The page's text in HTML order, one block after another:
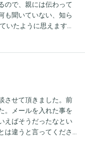
ので、親には伝わって
も聞いていない、知ら
いたように思えます。
いっていたそうです
がいつも勘違いで間
こでご相談させて頂
から、アルツハイマー
。ちなみに、もうすぐ
ば、受診した方が良い
させて頂きました。前
。メールを入れた事を
えばそうだったなとい
は違うと言ってくださ
ったつもりが全くな